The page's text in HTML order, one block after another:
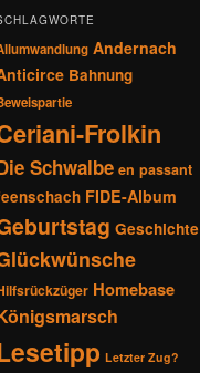
Andernach
Bahnung
Frolkin
Schwalbe en passant
FIDE-Album
Geschichte
Homebase
Letzter Zug?